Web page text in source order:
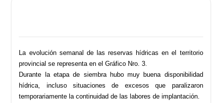
La evolución semanal de las reservas hídricas en el territorio
provincial se representa en el Gráfico Nro. 3.
Durante la etapa de siembra hubo muy buena disponibilidad
hídrica, incluso situaciones de excesos que paralizaron
temporariamente la continuidad de las labores de implantación.